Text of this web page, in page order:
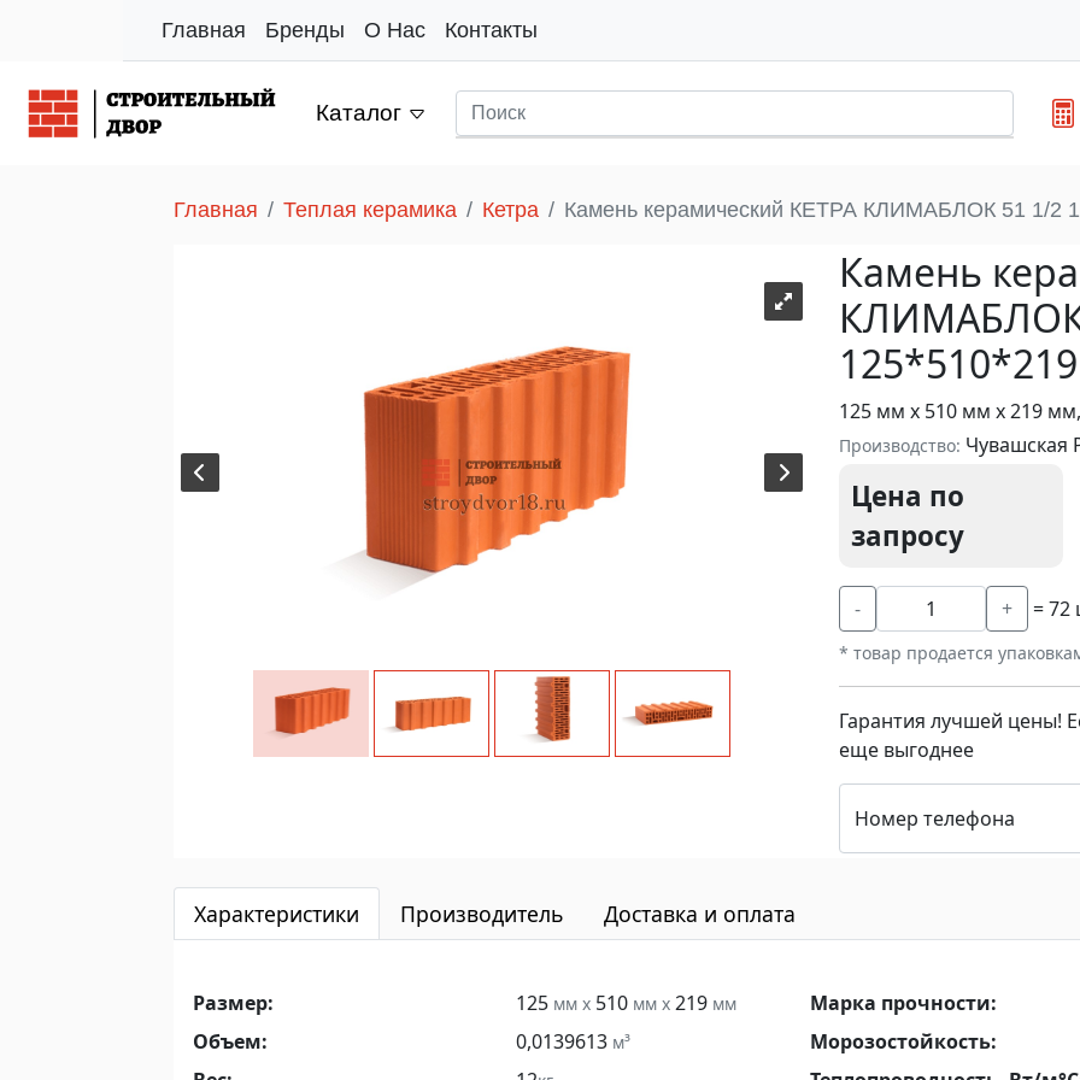
Главная Бренды О Нас Контакты
Каталог
Главная Теплая керамика Кетра Камень керамический КЕТРА КЛИМАБЛОК 51 1/2
Камень
125*510*219
125 мм х 510 мм х 219
Производство: Чувашская
Цена по
запросу
- + = 72
* товар продается
Гарантия лучшей цены!
еще выгоднее
Номер телефона
Характеристики Производитель Доставка и оплата
Размер: 125 мм x 510 мм x 219 мм
Объем: 0,0139613 м³
Марка прочности:
Морозостойкость: